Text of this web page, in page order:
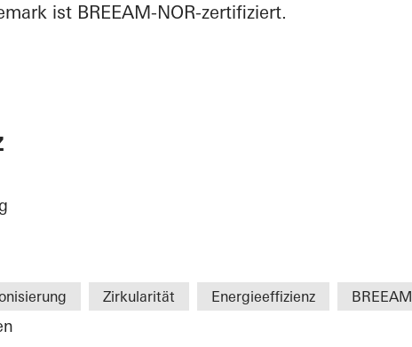
ist BREEAM-NOR-zertifiziert.
Zirkularität Energieeffizienz BREEAM